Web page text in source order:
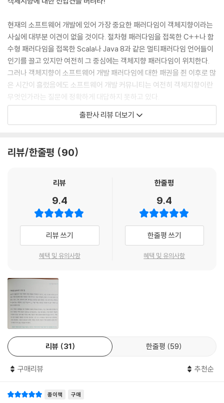
- 일반화는 추상화를 위한 도구다
- 타입의 목적
- 그래서 결국 타입은 추상화다
- 동적 모델과 정적 모델
- 클래스
▣ 04장: 역할, 책임, 협력
협력
- 요청하고 응답하며 협력하는 사람들
- 누가 파이를 훔쳤지?
책임
- 책임의 집합이 의미하는 것
- 판사와 증인
- 협력의 추상화
- 대체 가능성
객체의 모양을 결정하는 협력
- 협력을 따라 흐르는 객체의 책임
객체지향 설계 기법
- 책임-주도 설계
- 디자인 패턴
- 테스트-주도 개발
▣ 05장: 책임과 메시지
자율적인 책임
- 자신의 의지에 따라 증언할 수 있는 자유
현재의 소프트웨어 개발에 있어 가장 중요한 패러다임이 객체지향이라는
사실에 대부분 이견이 없을 것이다. 절차형 패러다임을 접목한 C++나 함
수형 패러다임을 접목한 Scala나 Java 8과 같은 멀티패러다임 언어들이
인기를 끌고 있지만 여전히 그 중심에는 객체지향 패러다임이 위치한다.
그러나 객체지향이 소프트웨어 개발 패러다임에 대한 패권을 쥔 이후로 많
은 시간이 흘렀음에도 소프트웨어 개발 커뮤니티는 여전히 객체지향이란
무엇인가라는 질문에 정확하게 대답하지 못하고 있다.
『객체지향의 사실과 오해』는 객체지향이란 무엇인가라는 원론적면서도
가 객체지향 프로그래밍의 중심이라는 것이다. 객체지향으로 향하는 첫 걸
을 구현하기 위해 협력하는 공동체의 일원으로 바라보는 것이다. 세 번째
걸음을 내디딜 수 있는지 여부는 협력에 참여하는 객체들에게 얼마나 적절
한 역할과 책임을 부여할 수 있느냐에 달려 있다. 객체지향의 마지막 걸음
은 앞에서 설명한 개념들을 프로그래밍 언어라는 틀에 흐트러짐 없이 담아
낼 수 있는 기술을 익히는 것이다.
이 책의 목적은 특정한 기술이나 언어를 설명하는 데 있지 않다. 대신 객체
지향적으로 세상을 바라본다는 것이 무엇을 의미하는지를 설명하는 데 있
다. 이를 위해 많은 사람들이 가지고 있는 객체지향에 관한 잘못된 편견과
선입견의 벽을 하나씩 무너트려가면서 객체지향이 추구하는 가치를 전달
한다.
이 책을 읽고 나면 기존의 선입견에서 벗어나 다음과 같은 객체지향의 진
◎ 객체지향 설계의 목표는 자율적인 객체들의 협력 공동체를 만드는 것
출판사 리뷰 더보기
리뷰/한줄평 90
리뷰
9.4
리뷰 쓰기
혜택 및 유의사항
한줄평
9.4
한줄평 쓰기
혜택 및 유의사항
리뷰 31 한줄평 59
구매리뷰 추천순
종이책 구매